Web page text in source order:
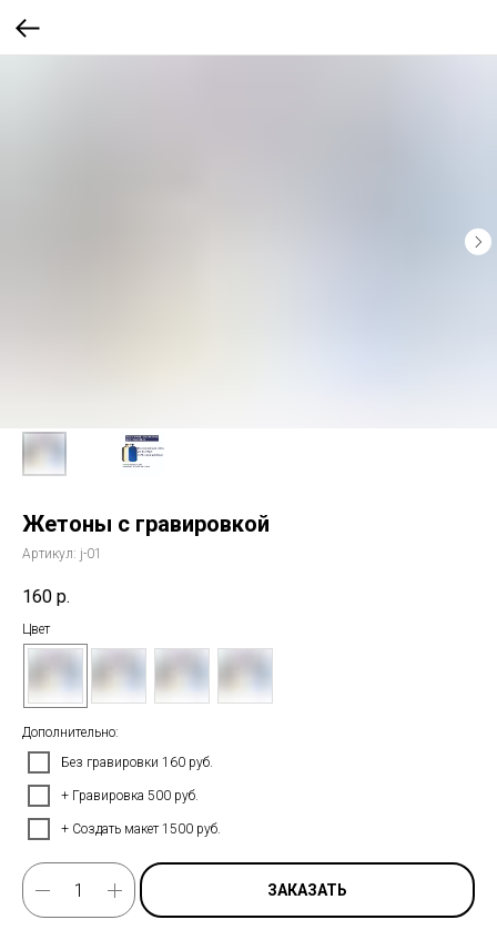
Жетоны с гравировкой
Артикул: j-01
160 р.
Цвет
Дополнительно:
Без гравировки 160 руб.
+ Гравировка 500 руб.
+ Создать макет 1500 руб.
ЗАКАЗАТЬ